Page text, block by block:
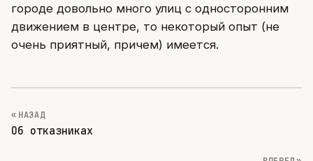
городе довольно много улиц с односторонним
движением в центре, то некоторый опыт (не
очень приятный, причем) имеется.
« НАЗАД
Об отказниках